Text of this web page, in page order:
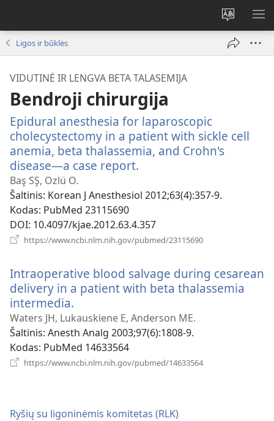
Pakeisti
svetainės
kalbą
Ligos ir būklės
VIDUTINĖ IR LENGVA BETA TALASEMIJA
Bendroji chirurgija
Epidural anesthesia for laparoscopic
cholecystectomy in a patient with sickle cell
anemia, beta thalassemia, and Crohn's
disease—a case report.
langas)
Baş SŞ, Ozlü O.
Šaltinis‎: Korean J Anesthesiol 2012;63(4):357-9.
Kodas‎: PubMed 23115690
DOI‎: 10.4097/kjae.2012.63.4.357
https://www.ncbi.nlm.nih.gov/pubmed/23115690
Intraoperative blood salvage during cesarean
delivery in a patient with beta thalassemia
intermedia.
naujas
langas)
Waters JH, Lukauskiene E, Anderson ME.
Šaltinis‎: Anesth Analg 2003;97(6):1808-9.
Kodas‎: PubMed 14633564
https://www.ncbi.nlm.nih.gov/pubmed/14633564
Ryšių su ligoninėmis komitetas (RLK)